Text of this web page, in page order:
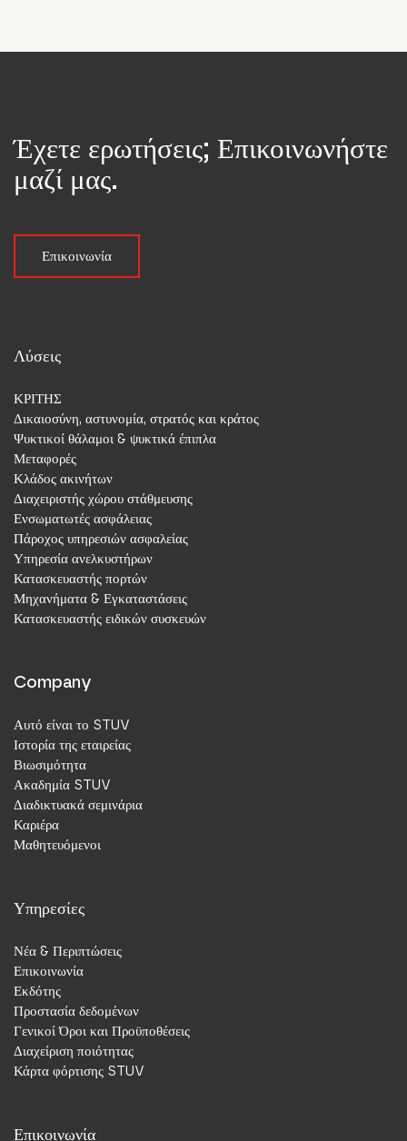
Steinbach & Vollmann (Jiashan) Co. Ltd.
Κίνα
+86 (0) 573 8473 7570
Niederlassung
Steinbach & Vollmann Ibérica, S.L.
C/ Tellería 4, Nave Nº 9
20500 Mondragón
Ισπανία
+34 (0) 943 037 851
a.ayerbe@stuv.es
Niederlassung
STUV Middle East
Ηνωμένα Αραβικά Εμιράτα
Niederlassung
STUV Security Solutions GmbH
42579 Heiligenhaus
Έχετε ερωτήσεις; Επικοινωνήστε
μαζί μας.
Επικοινωνία
Λύσεις
ΚΡΙΤΗΣ
Δικαιοσύνη, αστυνομία, στρατός και κράτος
Ψυκτικοί θάλαμοι & ψυκτικά έπιπλα
Μεταφορές
Κλάδος ακινήτων
Διαχειριστής χώρου στάθμευσης
Ενσωματωτές ασφάλειας
Πάροχος υπηρεσιών ασφαλείας
Υπηρεσία ανελκυστήρων
Κατασκευαστής πορτών
Μηχανήματα & Εγκαταστάσεις
Κατασκευαστής ειδικών συσκευών
Company
Αυτό είναι το STUV
Ιστορία της εταιρείας
Βιωσιμότητα
Ακαδημία STUV
Διαδικτυακά σεμινάρια
Καριέρα
Μαθητευόμενοι
Υπηρεσίες
Νέα & Περιπτώσεις
Επικοινωνία
Εκδότης
Προστασία δεδομένων
Γενικοί Όροι και Προϋποθέσεις
Διαχείριση ποιότητας
Κάρτα φόρτισης STUV
Επικοινωνία